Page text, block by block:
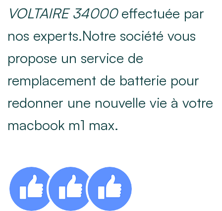
VOLTAIRE 34000effectuée par
nos experts.Notre société vous
propose un service de
remplacement de batterie pour
redonner une nouvelle vie à votre
macbook m1 max.